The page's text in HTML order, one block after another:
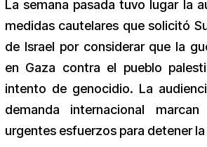
La semana pasada tuvo lugar la
medidas cautelares que solicitó
de Israel por considerar que la
en Gaza contra el pueblo
intento de genocidio. La
demanda internacional
urgentes esfuerzos para detener